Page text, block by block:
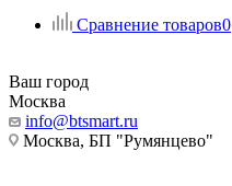
Сравнение товаров0
Ваш город
Москва
info@btsmart.ru
Москва, БП "Румянцево"